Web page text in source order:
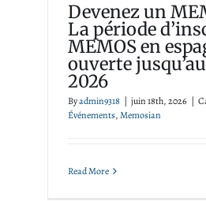
Événements
Devenez un
La période
MEMOS en
ouverte
2026
Byadmin9318 | juin 18th, 2026 |
Événements,Memosian
Read More